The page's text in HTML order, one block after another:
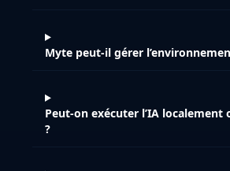
Myte peut-il gérer
Peut-on exécuter l’IA localement
?